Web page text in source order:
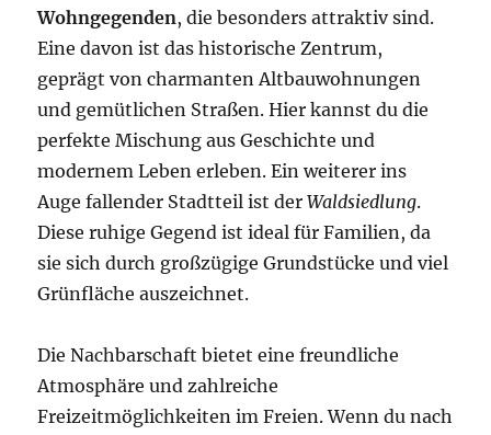
Wohngegenden, die besonders attraktiv sind.
Eine davon ist das historische Zentrum,
geprägt von charmanten Altbauwohnungen
und gemütlichen Straßen. Hier kannst du die
perfekte Mischung aus Geschichte und
modernem Leben erleben. Ein weiterer ins
Auge fallender Stadtteil ist derWaldsiedlung.
Diese ruhige Gegend ist ideal für Familien, da
sie sich durch großzügige Grundstücke und viel
Grünfläche auszeichnet.
Die Nachbarschaft bietet eine freundliche
Atmosphäre und zahlreiche
Freizeitmöglichkeiten im Freien. Wenn du nach